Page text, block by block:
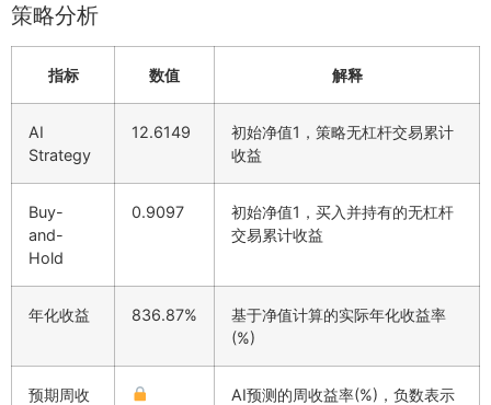
策略分析
指标 数值 解释
AI
Strategy
12.6149
初始净值1，策略无杠杆交易累计
收益
Buy-
and-
Hold
0.9097
初始净值1，买入并持有的无杠杆
交易累计收益
年化收益 836.87%
基于净值计算的实际年化收益率
(%)
预期周收
AI预测的周收益率(%)，负数表示